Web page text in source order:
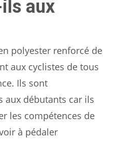
aux
polyester renforcé de
aux cyclistes de tous
Ils sont
aux débutants car ils
les compétences de
à pédaler